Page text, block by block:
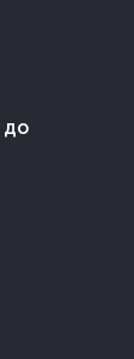
до